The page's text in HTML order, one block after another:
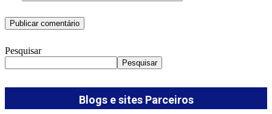
Pesquisar
Pesquisar
Blogs e sites Parceiros